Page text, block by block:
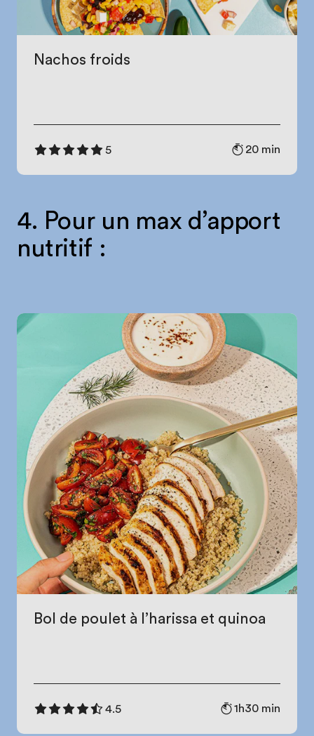
Nachos froids
5 20 min
4. Pour un max d’apport
nutritif :
Bol de poulet à l’harissa et quinoa
4.5 1h30 min